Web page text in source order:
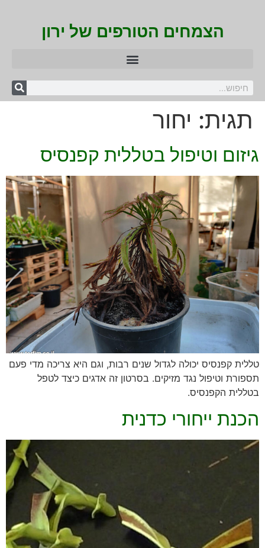
הצמחים הטורפים של ירון
תגית: יחור
גיזום וטיפול בטללית קפנסיס
טללית קפנסיס יכולה לגדול שנים רבות, וגם היא צריכה מדי פעם
תספורת וטיפול נגד מזיקים. בסרטון זה אדגים כיצד לטפל
בטללית הקפנסיס.
הכנת ייחורי כדנית